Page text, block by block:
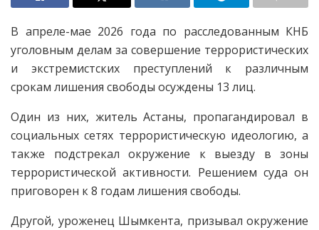
В апреле-мае 2026 года по расследованным КНБ
уголовным делам за совершение террористических
и экстремистских преступлений к различным
срокам лишения свободы осуждены 13 лиц.
Один из них, житель Астаны, пропагандировал в
социальных сетях террористическую идеологию, а
также подстрекал окружение к выезду в зоны
террористической активности. Решением суда он
приговорен к 8 годам лишения свободы.
Другой, уроженец Шымкента, призывал окружение